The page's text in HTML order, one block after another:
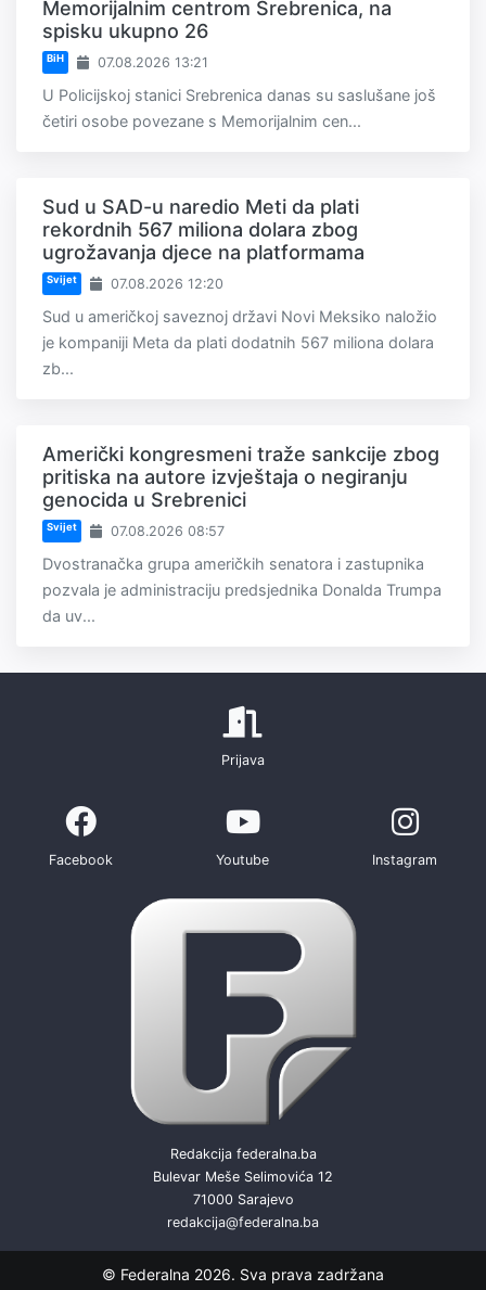
Memorijalnim centrom Srebrenica, na
spisku ukupno 26
BiH 07.08.2026 13:21
U Policijskoj stanici Srebrenica danas su saslušane još
četiri osobe povezane s Memorijalnim cen...
Sud u SAD-u naredio Meti da plati
rekordnih 567 miliona dolara zbog
ugrožavanja djece na platformama
Svijet 07.08.2026 12:20
Sud u američkoj saveznoj državi Novi Meksiko naložio
je kompaniji Meta da plati dodatnih 567 miliona dolara
zb...
Američki kongresmeni traže sankcije zbog
pritiska na autore izvještaja o negiranju
genocida u Srebrenici
Svijet 07.08.2026 08:57
Dvostranačka grupa američkih senatora i zastupnika
pozvala je administraciju predsjednika Donalda Trumpa
da uv...
Prijava
Facebook Youtube Instagram
Redakcija federalna.ba
Bulevar Meše Selimovića 12
71000 Sarajevo
redakcija@federalna.ba
© Federalna 2026. Sva prava zadržana